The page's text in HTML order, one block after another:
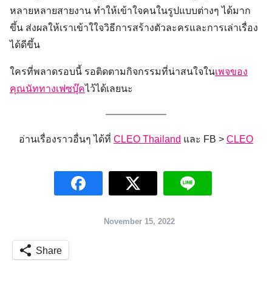
Search
for:
หลายหลายสายงาน ทำให้เข้าใจคนในรูปแบบต่างๆ ได้มาก
ขึ้น ส่งผลให้เราเข้าใใจวิธีการสร้างตัวละครและการเล่าเรื่อง
ได้ดีขึ้น
ใครที่พลาดรอบนี้ รอติดตามกิจกรรมที่น่าสนใจในเพจของ
คุณนัททางเฟซบุ๊คไว้ได้เลยนะ
อ่านเรื่องราวอื่นๆ ได้ที่ CLEO Thailand และ FB > CLEO
November 15, 2022
Share